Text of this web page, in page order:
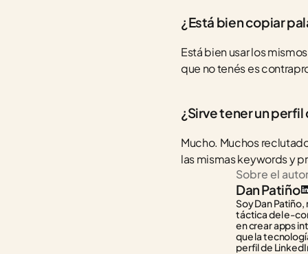
¿Está bien copiar
Está bien usar los
que no tenés es
¿Sirve tener un
Mucho. Muchos
las mismas keywords y
Sobre el
Dan Patiño
Soy Dan
táctica del e-
en crear apps
que la
perfil de